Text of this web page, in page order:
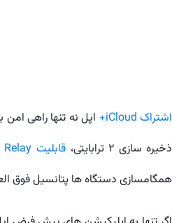
اشتراک iCloud+
اپل نه تنها راهی
ذخیره سازی ۲ ترابایتی،
قابلیت Private Relay
همگامسازی دستگاه ها پتانسیل فوق